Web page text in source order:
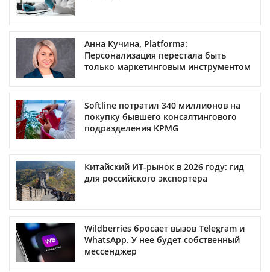
Анна Кучина, Platforma:
Персонализация перестала быть
только маркетинговым инструментом
Softline потратил 340 миллионов на
покупку бывшего консалтингового
подразделения KPMG
Китайский ИТ-рынок в 2026 году: гид
для российского экспортера
Wildberries бросает вызов Telegram и
WhatsApp. У нее будет собственный
мессенджер